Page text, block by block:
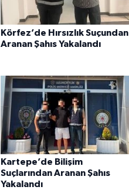
Körfez’de Hırsızlık Suçundan
Aranan Şahıs Yakalandı
Kartepe’de Bilişim
Suçlarından Aranan Şahıs
Yakalandı